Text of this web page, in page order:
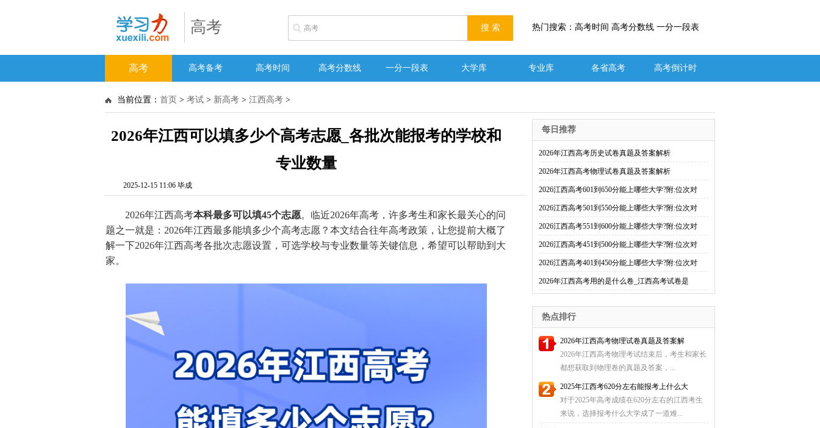
高考 热门搜索：高考时间 高考分数线 一分一段表
高考 高考备考 高考时间 高考分数线 一分一段表 大学库 专业库 各省高考 高考倒计时
当前位置： 首页 > 考试 > 新高考 > 江西高考 >
2026年江西可以填多少个高考志愿_各批次能报考的学校和
专业数量
2025-12-15 11:06 毕成
2026年江西高考本科最多可以填45个志愿。临近2026年高考，许多考生和家长最关心的问
题之一就是：2026年江西最多能填多少个高考志愿？本文结合往年高考政策，让您提前大概了
解一下2026年江西高考各批次志愿设置，可选学校与专业数量等关键信息，希望可以帮助到大
家。
每日推荐
2026年江西高考历史试卷真题及答案解析
2026年江西高考物理试卷真题及答案解析
2026江西高考601到650分能上哪些大学?附:位次对
2026江西高考501到550分能上哪些大学?附:位次对
2026江西高考551到600分能上哪些大学?附:位次对
2026江西高考451到500分能上哪些大学?附:位次对
2026江西高考401到450分能上哪些大学?附:位次对
2026年江西高考用的是什么卷_江西高考试卷是
热点排行
2026年江西高考物理试卷真题及答案解
2026年江西高考物理考试结束后，考生和家长
都想获取到物理卷的真题及答案，...
2025年江西考620分左右能报考上什么大
对于2025年高考成绩在620分左右的江西考生
来说，选择报考什么大学成了一道难...